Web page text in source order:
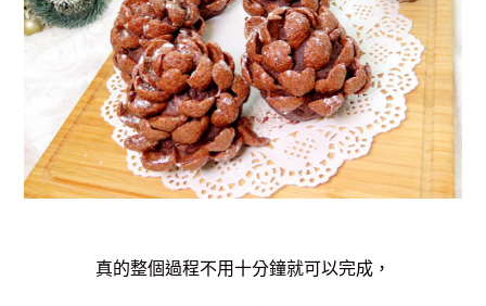
真的整個過程不用十分鐘就可以完成，